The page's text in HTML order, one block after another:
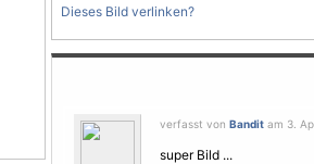
Dieses Bild verlinken?
verfasst von Bandit am 3.
super Bild ...